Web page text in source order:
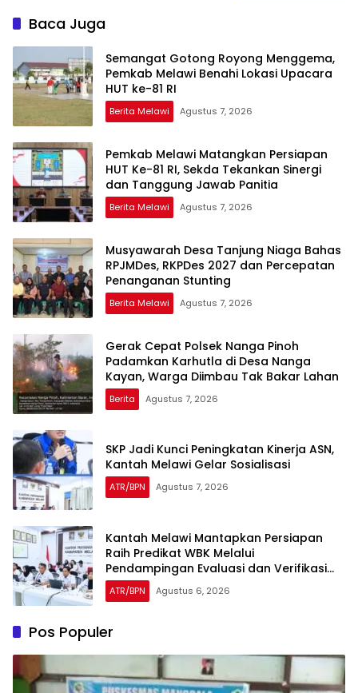
Baca Juga
Semangat Gotong Royong Menggema,
Pemkab Melawi Benahi Lokasi Upacara
HUT ke-81 RI
Berita Melawi Agustus 7, 2026
Pemkab Melawi Matangkan Persiapan
HUT Ke-81 RI, Sekda Tekankan Sinergi
dan Tanggung Jawab Panitia
Berita Melawi Agustus 7, 2026
Musyawarah Desa Tanjung Niaga Bahas
RPJMDes, RKPDes 2027 dan Percepatan
Penanganan Stunting
Berita Melawi Agustus 7, 2026
Gerak Cepat Polsek Nanga Pinoh
Padamkan Karhutla di Desa Nanga
Kayan, Warga Diimbau Tak Bakar Lahan
Berita Agustus 7, 2026
SKP Jadi Kunci Peningkatan Kinerja ASN,
Kantah Melawi Gelar Sosialisasi
ATR/BPN Agustus 7, 2026
Kantah Melawi Mantapkan Persiapan
Raih Predikat WBK Melalui
Pendampingan Evaluasi dan Verifikasi
Lapangan
ATR/BPN Agustus 6, 2026
Pos Populer